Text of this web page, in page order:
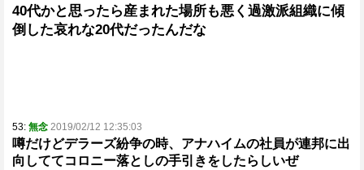
40代かと思ったら産まれた場所も悪く過激派組織に傾
倒した哀れな20代だったんだな
53: 無念 2019/02/12 12:35:03
噂だけどデラーズ紛争の時、アナハイムの社員が連邦に出
向しててコロニー落としの手引きをしたらしいぜ